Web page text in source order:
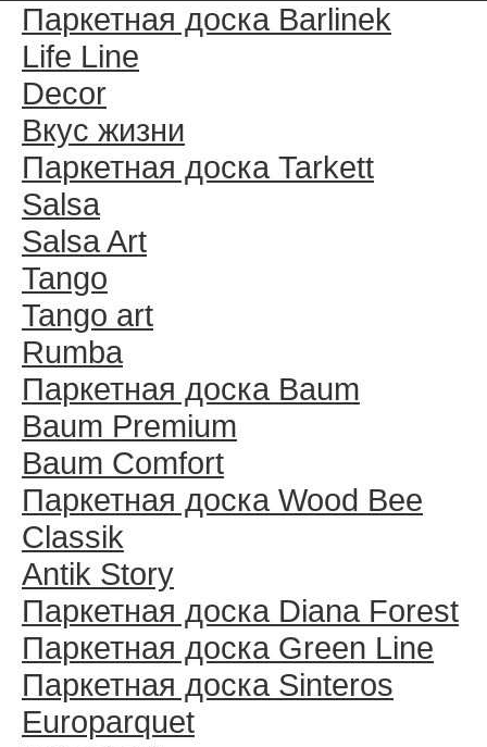
Паркетная доска Barlinek
Life Line
Decor
Вкус жизни
Паркетная доска Tarkett
Salsa
Salsa Art
Tango
Tango art
Rumba
Паркетная доска Baum
Baum Premium
Baum Comfort
Паркетная доска Wood Bee
Classik
Antik Story
Паркетная доска Diana Forest
Паркетная доска Green Line
Паркетная доска Sinteros
Europarquet